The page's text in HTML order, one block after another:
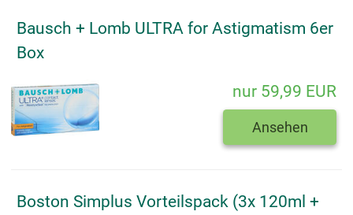
Bausch + Lomb ULTRA for Astigmatism 6er
Box
nur 59,99 EUR
Ansehen
Boston Simplus Vorteilspack (3x 120ml +